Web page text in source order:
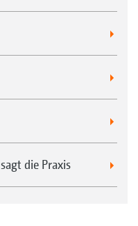
die Praxis